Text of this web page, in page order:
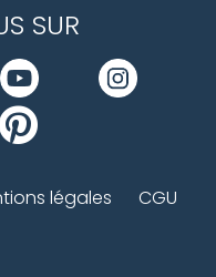
SUR
légales CGU